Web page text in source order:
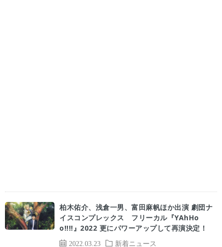
2022.03.23 新着ニュース
柏木佑介、浅倉一男、富田麻帆ほか出演 劇団ナ
イスコンプレックス フリーカル『YAhHo
o!!!!』2022 更にパワーアップして再演決定！